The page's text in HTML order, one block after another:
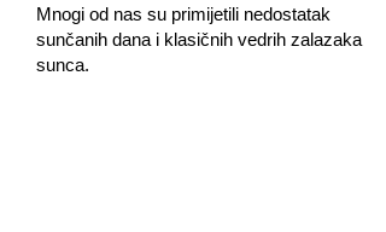
Mnogi od nas su primijetili nedostatak
sunčanih dana i klasičnih vedrih zalazaka
sunca.